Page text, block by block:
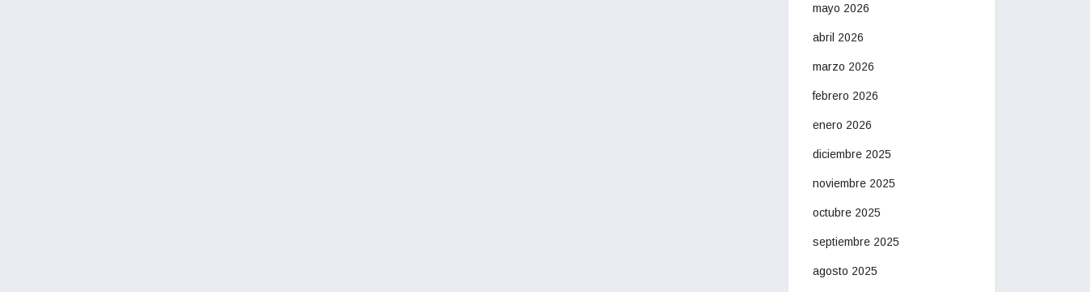
mayo 2026
abril 2026
marzo 2026
febrero 2026
enero 2026
diciembre 2025
noviembre 2025
octubre 2025
septiembre 2025
agosto 2025